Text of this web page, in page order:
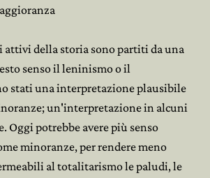
della storia sono partiti da una
senso il leninismo o il
stati una interpretazione plausibile
un'interpretazione in alcuni
Oggi potrebbe avere più senso
minoranze, per rendere meno
al totalitarismo le paludi, le